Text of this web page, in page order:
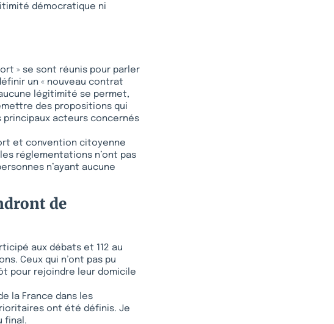
démocratique ni
» se sont réunis pour parler
un « nouveau contrat
légitimité se permet,
des propositions qui
acteurs concernés
et convention citoyenne
réglementations n’ont pas
n’ayant aucune
de
aux débats et 112 au
Ceux qui n’ont pas pu
pour rejoindre leur domicile
la France dans les
ont été définis. Je
final.